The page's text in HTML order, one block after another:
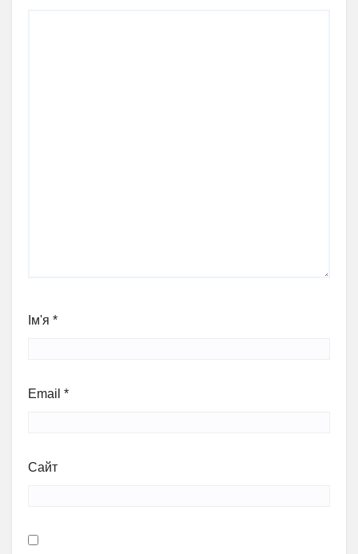
Ім'я *
Email *
Сайт